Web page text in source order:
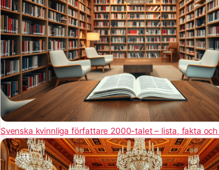
Svenska kvinnliga författare 2000-talet – lista, fakta